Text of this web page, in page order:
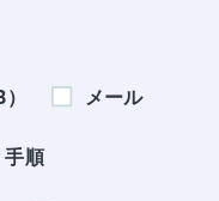
メール
順